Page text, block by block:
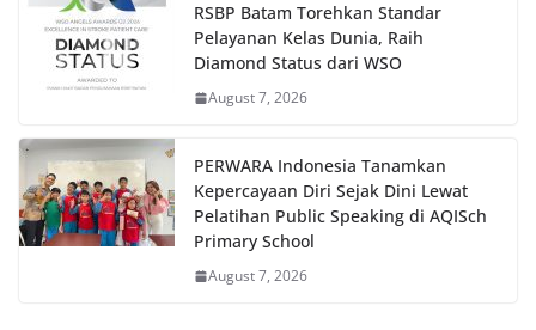
RSBP Batam Torehkan Standar
Pelayanan Kelas Dunia, Raih
Diamond Status dari WSO
August 7, 2026
PERWARA Indonesia Tanamkan
Kepercayaan Diri Sejak Dini Lewat
Pelatihan Public Speaking di AQISch
Primary School
August 7, 2026